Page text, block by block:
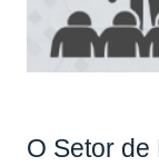
O Setor